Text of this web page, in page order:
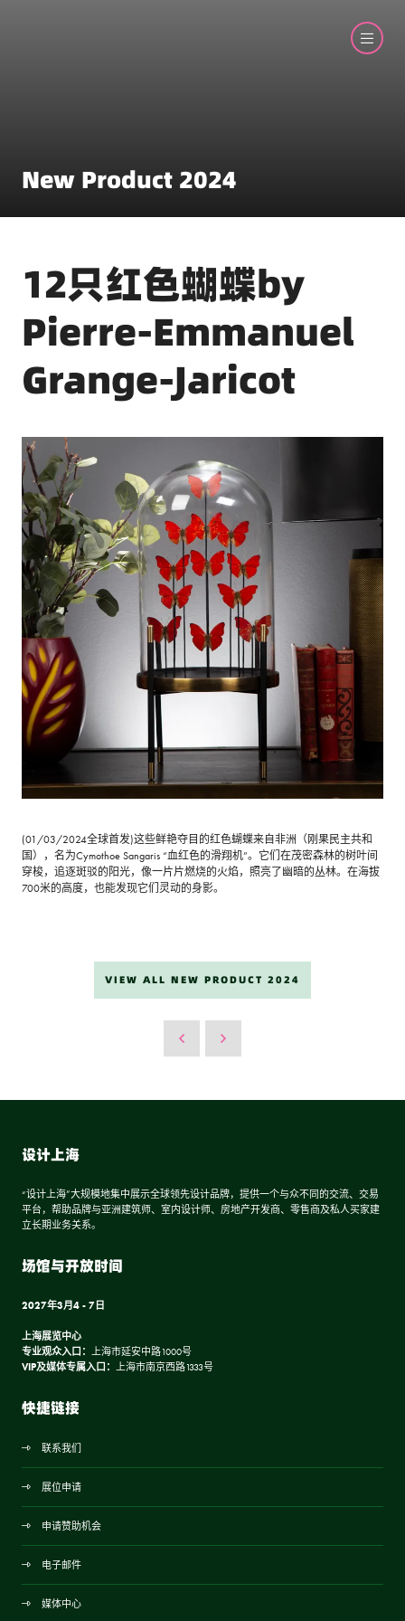
New Product 2024
12只红色蝴蝶by
Pierre-Emmanuel
Grange-Jaricot
(01/03/2024全球首发)这些鲜艳夺目的红色蝴蝶来自非洲（刚果民主共和
国），名为Cymothoe Sangaris “血红色的滑翔机”。它们在茂密森林的树叶间
穿梭，追逐斑驳的阳光，像一片片燃烧的火焰，照亮了幽暗的丛林。在海拔
700米的高度，也能发现它们灵动的身影。
VIEW ALL NEW PRODUCT 2024
设计上海
“设计上海”大规模地集中展示全球领先设计品牌，提供一个与众不同的交流、交易
平台，帮助品牌与亚洲建筑师、室内设计师、房地产开发商、零售商及私人买家建
立长期业务关系。
场馆与开放时间
2027年3月4 - 7日
上海展览中心
专业观众入口： 上海市延安中路1000号
VIP及媒体专属入口： 上海市南京西路1333号
快捷链接
联系我们
展位申请
申请赞助机会
电子邮件
媒体中心